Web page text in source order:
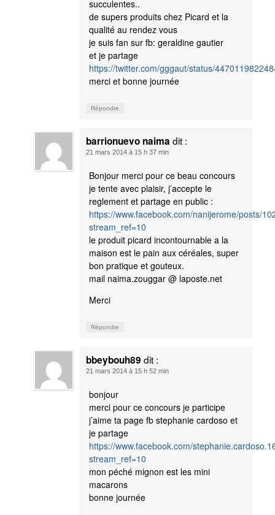
succulentes..
de supers produits chez Picard et la
qualité au rendez vous
je suis fan sur fb: geraldine gautier
et je partage
https://twitter.com/gggaut/status/
merci et bonne journée
Répondre
barrionuevo naima dit :
21 mars 2014 à 15 h 37 min
Bonjour merci pour ce beau concours
je tente avec plaisir, j’accepte le
reglement et partage en public :
https://www.facebook.com/nanijerome/posts/
stream_ref=10
le produit picard incontournable a la
maison est le pain aux céréales, super
bon pratique et gouteux.
mail naima.zouggar @ laposte.net
Merci
Répondre
bbeybouh89 dit :
21 mars 2014 à 15 h 52 min
bonjour
merci pour ce concours je participe
j’aime ta page fb stephanie cardoso et
je partage
https://www.facebook.com/
stream_ref=10
mon péché mignon est les mini
macarons
bonne journée